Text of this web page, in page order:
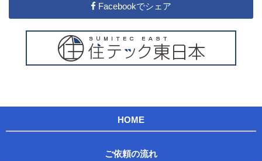
Facebookでシェア
HOME
ご依頼の流れ